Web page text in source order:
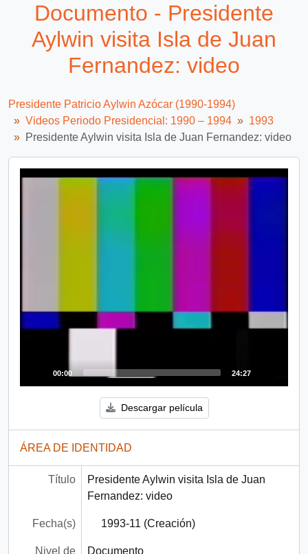
Documento - Presidente
Aylwin visita Isla de Juan
Fernandez: video
Presidente Patricio Aylwin Azócar (1990-1994)
Videos Periodo Presidencial: 1990 – 1994
1993
Presidente Aylwin visita Isla de Juan Fernandez: video
Video
00:00 24:27
Descargar película
ÁREA DE IDENTIDAD
Título
Presidente Aylwin visita Isla de Juan
Fernandez: video
Fecha(s) 1993-11 (Creación)
Nivel de Documento